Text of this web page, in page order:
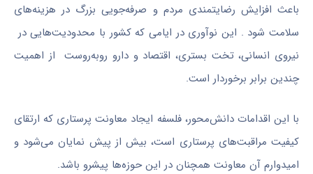
باعث افزایش رضایتمندی مردم و صرفه‌جویی بزرگ در هزینه‌های
سلامت شود . این نوآوری در ایامی که کشور با محدودیت‌هایی در
نیروی انسانی، تخت بستری، اقتصاد و دارو روبه‌روست از اهمیت
چندین برابر برخوردار است.
با این اقدامات دانش‌محور، فلسفه ایجاد معاونت پرستاری که ارتقای
کیفیت مراقبت‌های پرستاری است، بیش از پیش نمایان می‌شود و
امیدوارم آن معاونت همچنان در این حوزه‌ها پیشرو باشد.